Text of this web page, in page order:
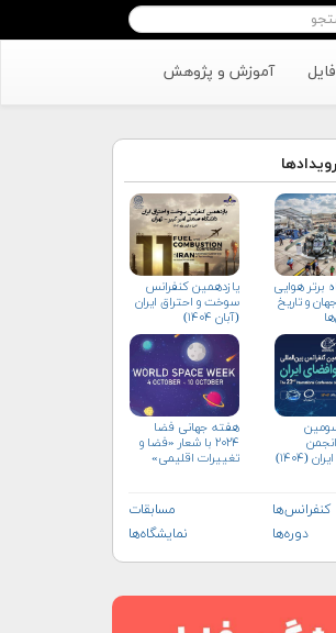
آموزش و پژوهش
برتر هوایی
و تاریخ
یازدهمین کنفرانس
سوخت و احتراق ایران
(آبان‌ ۱۴۰۴)
(۱۴۰۴)
هفته جهانی فضا
۲۰۲۴ با شعار «فضا و
تغییرات اقلیمی»
کنفرانس‌ها
مسابقات
دوره‌ها
نمایشگاه‌ها